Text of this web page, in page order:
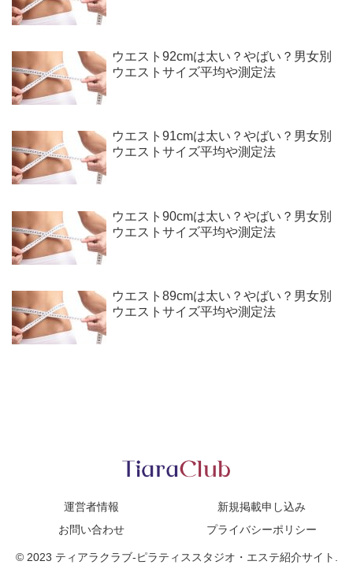
ウエスト92cmは太い？やばい？男女別
ウエストサイズ平均や測定法
ウエスト91cmは太い？やばい？男女別
ウエストサイズ平均や測定法
ウエスト90cmは太い？やばい？男女別
ウエストサイズ平均や測定法
ウエスト89cmは太い？やばい？男女別
ウエストサイズ平均や測定法
運営者情報
新規掲載申し込み
お問い合わせ
プライバシーポリシー
© 2023 ティアラクラブ-ピラティススタジオ・エステ紹介サイト.